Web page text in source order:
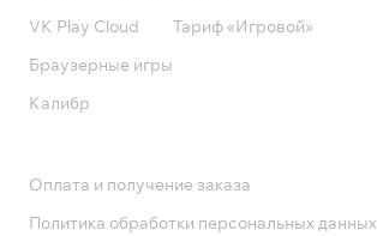
VK Play Cloud
Браузерные игры
Калибр
Тариф «Игровой»
Оплата и получение заказа
Политика обработки персональных данных